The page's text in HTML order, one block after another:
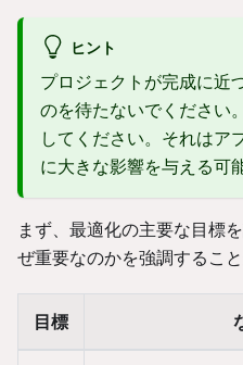
ヒント
プロジェクトが完成に近
のを待たないでください
してください。それはア
に大きな影響を与える可
まず、最適化の主要な目標
ぜ重要なのかを強調するこ
目標